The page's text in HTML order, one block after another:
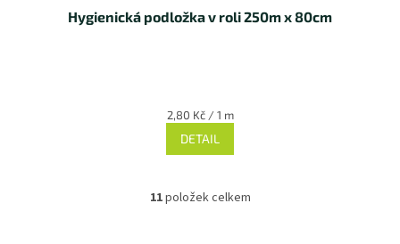
Hygienická podložka v roli 250m x 80cm
Měrná
2,80 Kč / 1 m
DETAIL
O
11položek celkem